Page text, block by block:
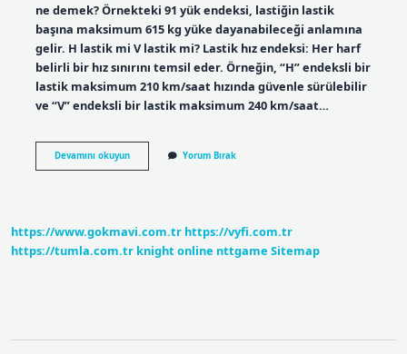
ne demek? Örnekteki 91 yük endeksi, lastiğin lastik
başına maksimum 615 kg yüke dayanabileceği anlamına
gelir. H lastik mi V lastik mi? Lastik hız endeksi: Her harf
belirli bir hız sınırını temsil eder. Örneğin, “H” endeksli bir
lastik maksimum 210 km/saat hızında güvenle sürülebilir
ve “V” endeksli bir lastik maksimum 240 km/saat…
Devamını okuyunLastikteki
W
Yorum Bırak
https://www.gokmavi.com.tr https://vyfi.com.tr
https://tumla.com.tr knight online nttgame Sitemap